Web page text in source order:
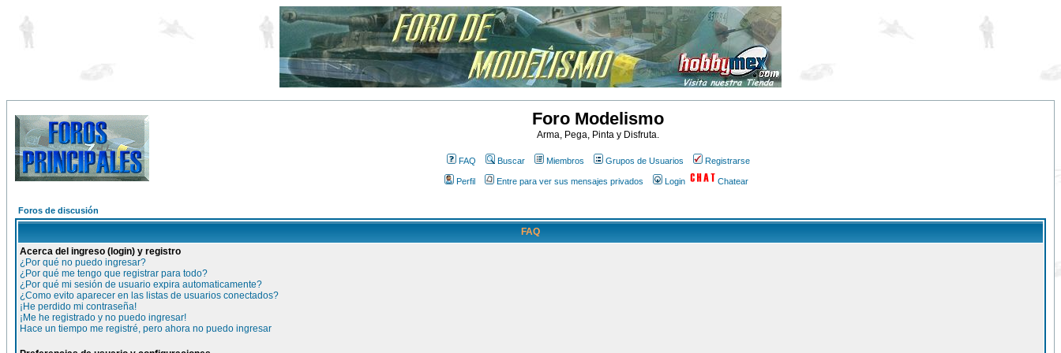
Foro Modelismo
Arma, Pega, Pinta y Disfruta.
FAQ Buscar Miembros Grupos de Usuarios Registrarse
Perfil Entre para ver sus mensajes privados Login Chatear
Foros de discusión
FAQ
Acerca del ingreso (login) y registro
¿Por qué no puedo ingresar?
¿Por qué me tengo que registrar para todo?
¿Por qué mi sesión de usuario expira automaticamente?
¿Como evito aparecer en las listas de usuarios conectados?
¡He perdido mi contraseña!
¡Me he registrado y no puedo ingresar!
Hace un tiempo me registré, pero ahora no puedo ingresar